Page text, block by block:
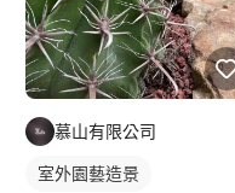
慕山有限公司
室外園藝造景